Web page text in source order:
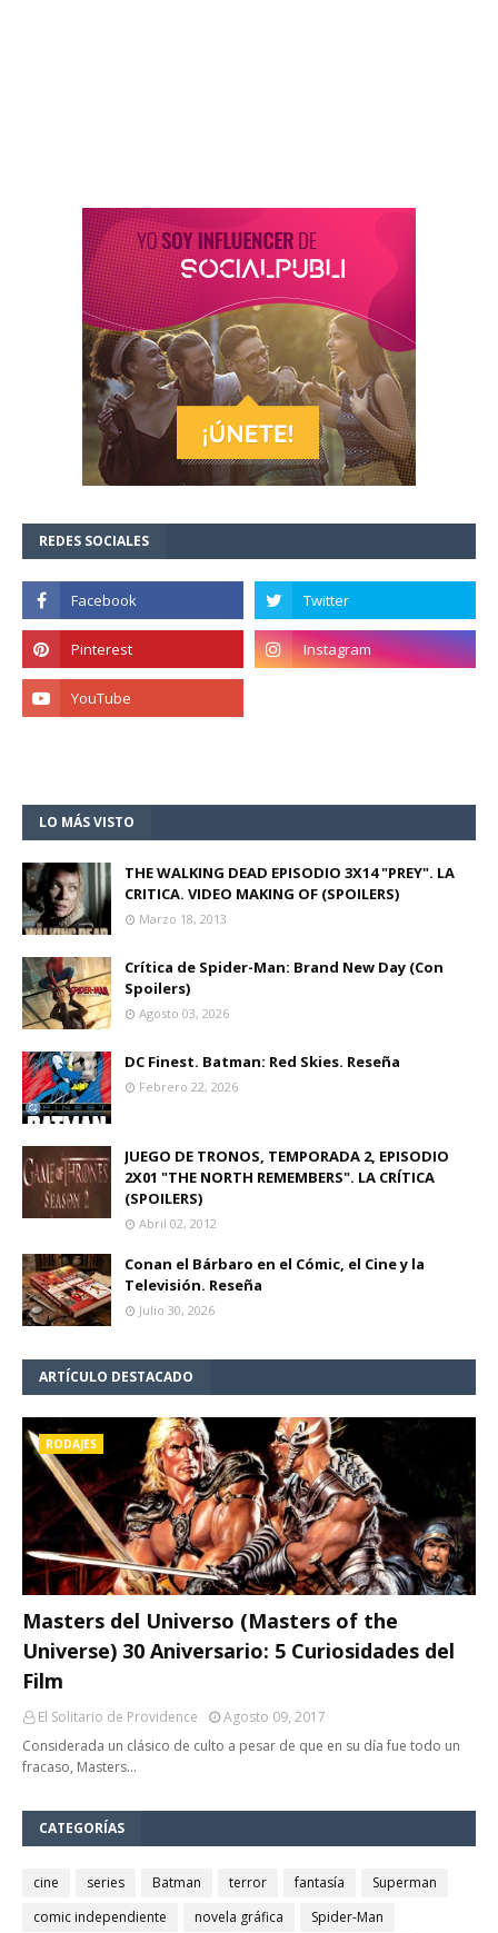
REDES SOCIALES
LO MÁS VISTO
THE WALKING DEAD EPISODIO 3X14 "PREY". LA
CRITICA. VIDEO MAKING OF (SPOILERS)
Marzo 18, 2013
Crítica de Spider-Man: Brand New Day (Con
Spoilers)
Agosto 03, 2026
DC Finest. Batman: Red Skies. Reseña
Febrero 22, 2026
JUEGO DE TRONOS, TEMPORADA 2, EPISODIO
2X01 "THE NORTH REMEMBERS". LA CRÍTICA
(SPOILERS)
Abril 02, 2012
Conan el Bárbaro en el Cómic, el Cine y la
Televisión. Reseña
Julio 30, 2026
ARTÍCULO DESTACADO
RODAJES
Masters del Universo (Masters of the
Universe) 30 Aniversario: 5 Curiosidades del
Film
El Solitario de Providence
Agosto 09, 2017
Considerada un clásico de culto a pesar de que en su día fue todo un
fracaso, Masters…
CATEGORÍAS
cine series Batman terror fantasía
Superman
comic independiente
novela gráfica
Spider-Man